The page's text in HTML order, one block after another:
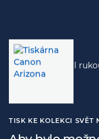
TISK KE KOLEKCI SVĚT